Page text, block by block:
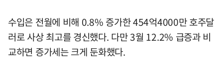
수입은 전월에 비해 0.8% 증가한 454억4000만 호주달
러로 사상 최고를 경신했다. 다만 3월 12.2% 급증과 비
교하면 증가세는 크게 둔화했다.